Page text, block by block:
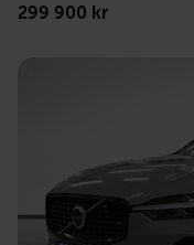
299 900 kr